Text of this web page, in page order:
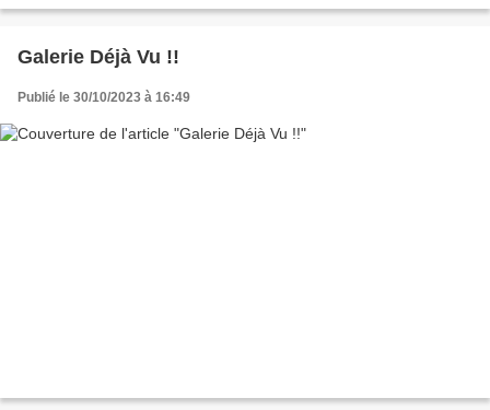
Galerie Déjà Vu !!
Publié le 30/10/2023 à 16:49